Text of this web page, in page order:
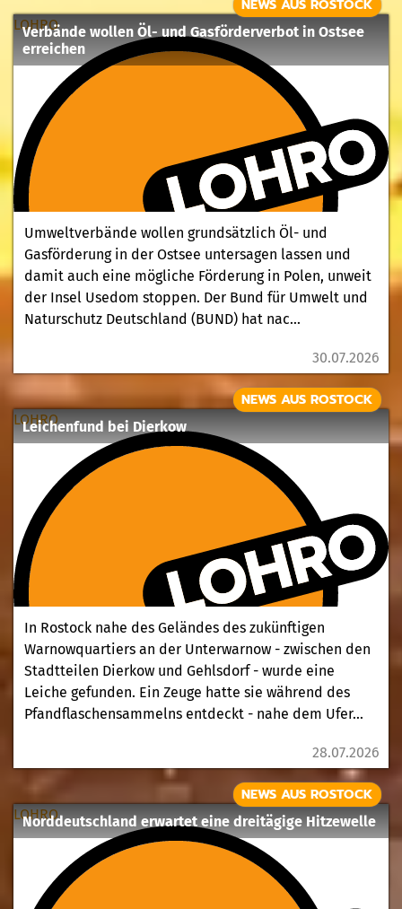
LOHRO
Verbände wollen Öl- und Gasförderverbot in Ostsee
erreichen
NEWS AUS ROSTOCK
Umweltverbände wollen grundsätzlich Öl- und
Gasförderung in der Ostsee untersagen lassen und
damit auch eine mögliche Förderung in Polen, unweit
der Insel Usedom stoppen. Der Bund für Umwelt und
Naturschutz Deutschland (BUND) hat nac...
30.07.2026
LOHRO
Leichenfund bei Dierkow
NEWS AUS ROSTOCK
In Rostock nahe des Geländes des zukünftigen
Warnowquartiers an der Unterwarnow - zwischen den
Stadtteilen Dierkow und Gehlsdorf - wurde eine
Leiche gefunden. Ein Zeuge hatte sie während des
Pfandflaschensammelns entdeckt - nahe dem Ufer...
28.07.2026
LOHRO
Norddeutschland erwartet eine dreitägige Hitzewelle
NEWS AUS ROSTOCK